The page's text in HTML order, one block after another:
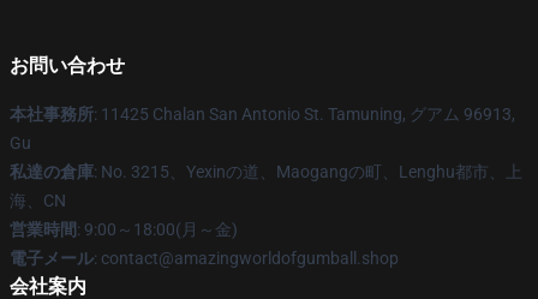
お問い合わせ
本社事務所: 11425 Chalan San Antonio St. Tamuning, グアム 96913,
Gu
私達の倉庫: No. 3215、Yexinの道、Maogangの町、Lenghu都市、上
海、CN
営業時間: 9:00～18:00(月～金)
電子メール: contact@amazingworldofgumball.shop
会社案内